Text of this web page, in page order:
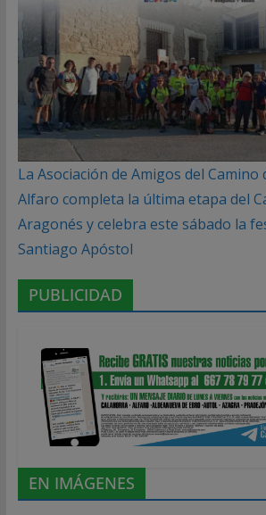
La Asociación de Amigos del Camino
Alfaro completa la última etapa del
Aragonés y celebra este sábado la
Santiago Apóstol
PUBLICIDAD
EN IMÁGENES